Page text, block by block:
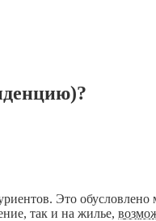
Это
так и на жилье,